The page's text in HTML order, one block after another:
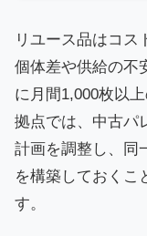
リユース品はコス
個体差や供給の不
に月間1,000枚以
拠点では、中古パ
計画を調整し、同
を構築しておくこ
す。